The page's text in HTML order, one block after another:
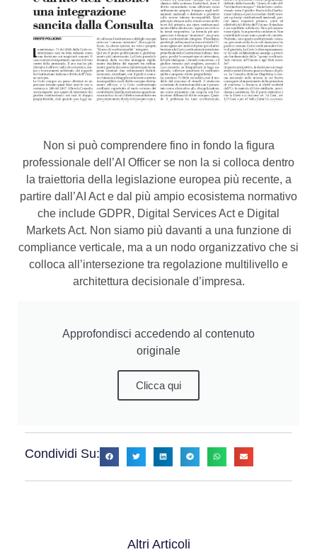
Non si può comprendere fino in fondo la figura
professionale dell’AI Officer se non la si colloca dentro
la traiettoria della legislazione europea più recente, a
partire dall’AI Act e dal più ampio ecosistema normativo
che include GDPR, Digital Services Act e Digital
Markets Act. Non siamo più davanti a una funzione di
compliance verticale, ma a un nodo organizzativo che si
colloca all’intersezione tra regolazione multilivello e
architettura decisionale d’impresa.
Approfondisci accedendo al contenuto
originale
Clicca qui
Condividi Su:
Altri Articoli